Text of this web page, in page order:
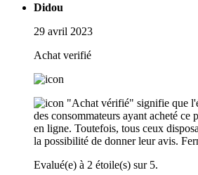
Didou
29 avril 2023
Achat verifié
"Achat vérifié" signifie que
des consommateurs ayant acheté ce
en ligne. Toutefois, tous ceux
la possibilité de donner leur avis.
Evalué(e) à 2 étoile(s) sur 5.